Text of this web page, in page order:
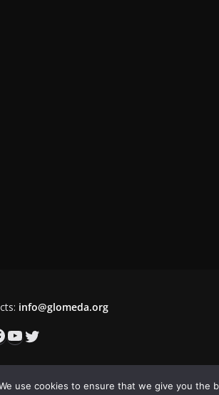
info@glomeda.org
YouTube
Twitter
use cookies to ensure that we give you the